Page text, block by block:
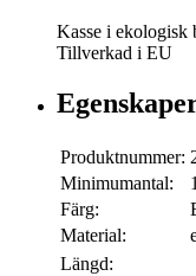
Kasse i ekologisk
Tillverkad i EU
Produktnummer:
Minimumantal:
Färg:
Material:
Längd: